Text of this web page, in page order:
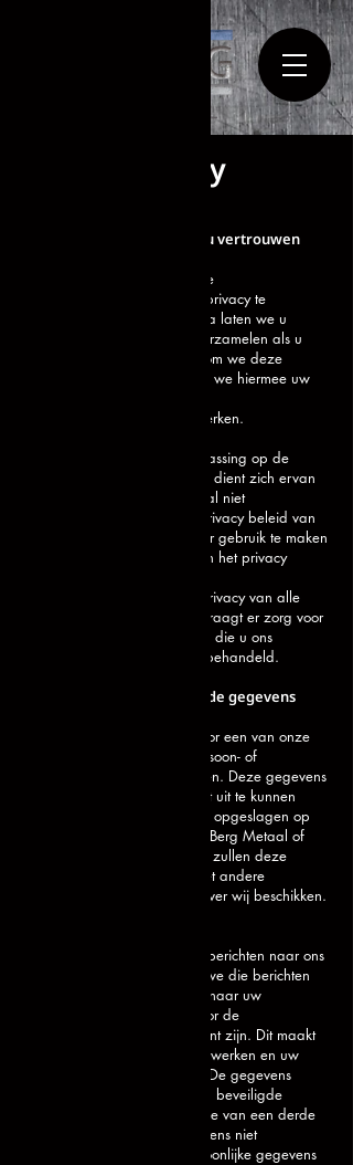
Privacy policy
Wij zijn er van bewust dat u vertrouwen
Wij zien het dan ook als onze
verantwoordelijkheid om uw privacy te
beschermen. Op deze pagina laten we u
weten welke gegevens we verzamelen als u
onze website gebruikt, waarom we deze
gegevens verzamelen en hoe we hiermee uw
Zo snapt u precies hoe wij werken.
Dit privacy beleid is van toepassing op de
diensten van Berg Metaal. U dient zich ervan
bewust te zijn dat Berg Metaal niet
verantwoordelijk is voor het privacy beleid van
andere sites en bronnen. Door gebruik te maken
van deze website geeft u aan het privacy
Berg Metaal respecteert de privacy van alle
gebruikers van haar site en draagt er zorg voor
dat de persoonlijke informatie die u ons
verschaft vertrouwelijk wordt behandeld.
Ons gebruik van verzamelde gegevens
Wanneer u zich aanmeldt voor een van onze
diensten vragen we u om persoon- of
bedrijfsgegevens te verstrekken. Deze gegevens
worden gebruikt om de dienst uit te kunnen
voeren. De gegevens worden opgeslagen op
eigen beveiligde servers van Berg Metaal of
die van een derde partij. Wij zullen deze
gegevens niet combineren met andere
persoonlijke gegevens waarover wij beschikken.
Wanneer u e-mail of andere berichten naar ons
verzendt, is het mogelijk dat we die berichten
bewaren. Soms vragen wij u naar uw
persoonlijke gegevens die voor de
desbetreffende situatie relevant zijn. Dit maakt
het mogelijk uw vragen te verwerken en uw
verzoeken te beantwoorden. De gegevens
worden opgeslagen op eigen beveiligde
servers van Berg Metaal of die van een derde
partij. Wij zullen deze gegevens niet
combineren met andere persoonlijke gegevens